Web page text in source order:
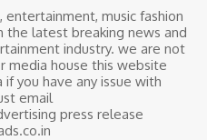
entertainment, music fashion
latest breaking news and
industry. we are not
media house this website
if you have any issue with
email
press release